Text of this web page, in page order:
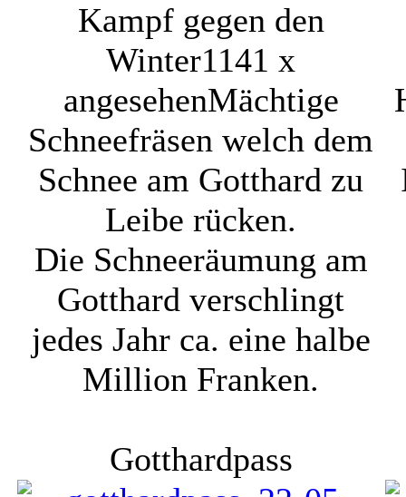
Kampf gegen den
Winter1141 x
angesehenMächtige
Schneefräsen welch dem
Schnee am Gotthard zu
Leibe rücken.
Die Schneeräumung am
Gotthard verschlingt
jedes Jahr ca. eine halbe
Million Franken.
Gotthardpass